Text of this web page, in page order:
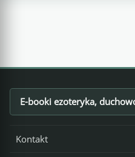
Footer
E-booki ezoteryka,
Kontakt